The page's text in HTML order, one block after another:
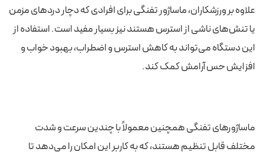
علاوه بر ورزشکاران، ماساژور تفنگی برای افرادی که دچار دردهای مزمن
یا تنش‌های ناشی از استرس هستند نیز بسیار مفید است. استفاده از
این دستگاه می‌تواند به کاهش استرس و اضطراب، بهبود خواب و
افزایش حس آرامش کمک کند.
ماساژورهای تفنگی همچنین معمولاً با چندین سرعت و شدت
مختلف قابل تنظیم هستند، که به کاربر این امکان را می‌دهد تا